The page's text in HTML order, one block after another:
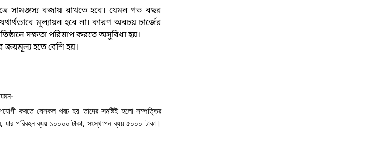
সামঞ্জস্য বজায় রাখতে হবে। যেমন গত বছর
মূল্যায়ন হবে না। কারণ অবচয় চার্জের
দক্ষতা পরিমাপ করতে অসুবিধা হয়।
ক্রয়মূল্য হতে বেশি হয়।
করতে যেসকল খরচ হয় তাদের সমষ্টিই হলো সম্পত্তির
, যার পরিবহন ব্যয় ১০০০০ টাকা, সংস্থাপন ব্যয় ৫০০০ টাকা।